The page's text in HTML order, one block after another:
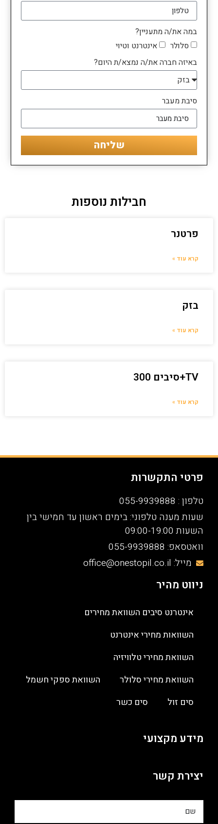
במה את/ה מתעניין?
סלולר
אינטרנט וטיוי
באיזה חברה את/ה נמצא/ת היום?
סיבת מעבר
שליחה
חבילות נוספות
פרטנר
קרא עוד »
בזק
קרא עוד »
TV+סיבים 300
קרא עוד »
פרטי התקשרות
טלפון : 055-9939888
שעות מענה טלפוני: בימים ראשון עד חמישי בין
השעות 09:00-19:00
וואטסאפ: 055-9939888
מייל: office@onestopil.co.il
ניווט מהיר
אינטרנט סיבים השוואת מחירים
השוואות מחירי אינטרנט
השוואת מחירי טלוויזיה
השוואת מחירי סלולר
השוואת ספקי חשמל
סים זול
סים כשר
מידע מקצועי
יצירת קשר